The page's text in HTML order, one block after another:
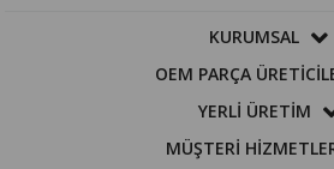
KURUMSAL
OEM PARÇA
YERLİ ÜRETİM
MÜŞTERİ